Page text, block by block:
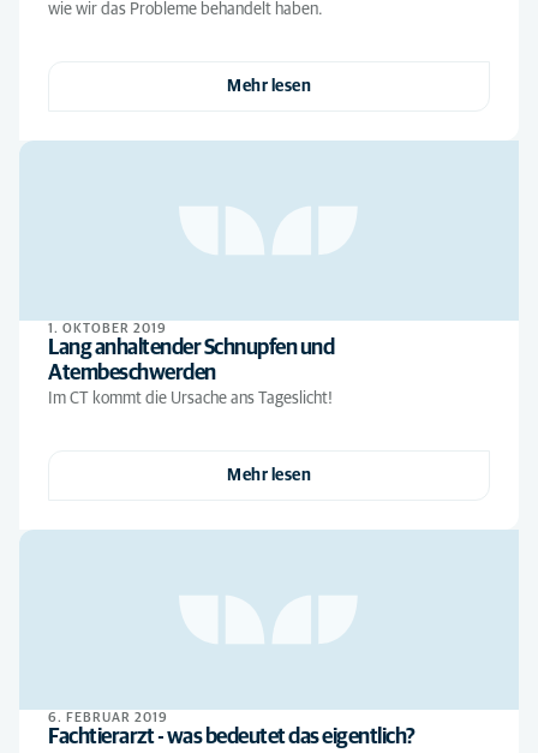
wie wir das Probleme behandelt haben.
Mehr lesen
1. OKTOBER 2019
Lang anhaltender Schnupfen und
Atembeschwerden
Im CT kommt die Ursache ans Tageslicht!
Mehr lesen
6. FEBRUAR 2019
Fachtierarzt - was bedeutet das eigentlich?